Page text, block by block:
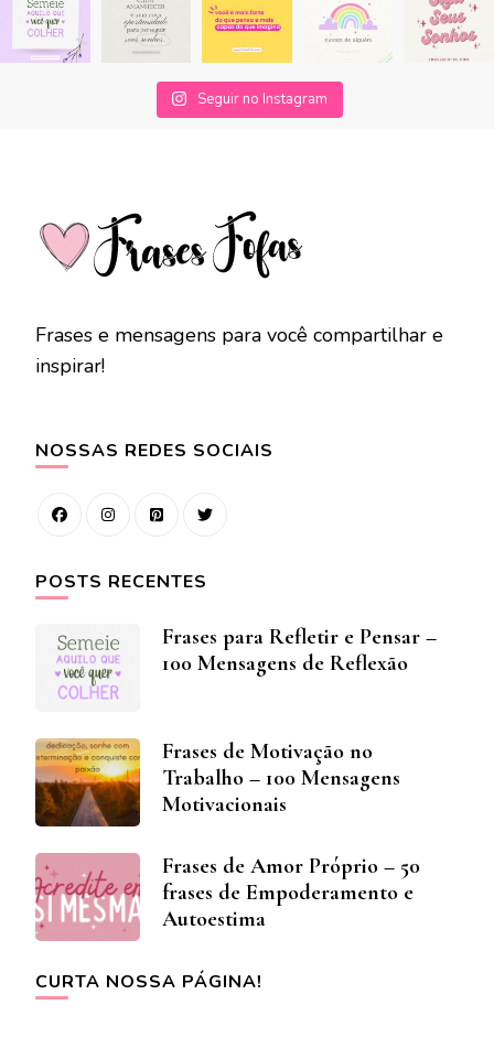
Seguir no Instagram
Frases e mensagens para você compartilhar e
inspirar!
NOSSAS REDES SOCIAIS
POSTS RECENTES
Frases para Refletir e Pensar –
100 Mensagens de Reflexão
Frases de Motivação no
Trabalho – 100 Mensagens
Motivacionais
Frases de Amor Próprio – 50
frases de Empoderamento e
Autoestima
CURTA NOSSA PÁGINA!